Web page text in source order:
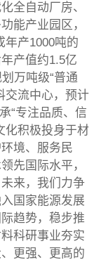
全自动厂房、
能产业园区，
年产1000吨的
产值约1.5亿
万吨级“普通
交流中心，预计
“专注品质、信
化积极投身于材
境、服务民
先国际水平，
来，我们力争
国家能源发展
趋势，稳步推
科研事业夯实
更强、更高的